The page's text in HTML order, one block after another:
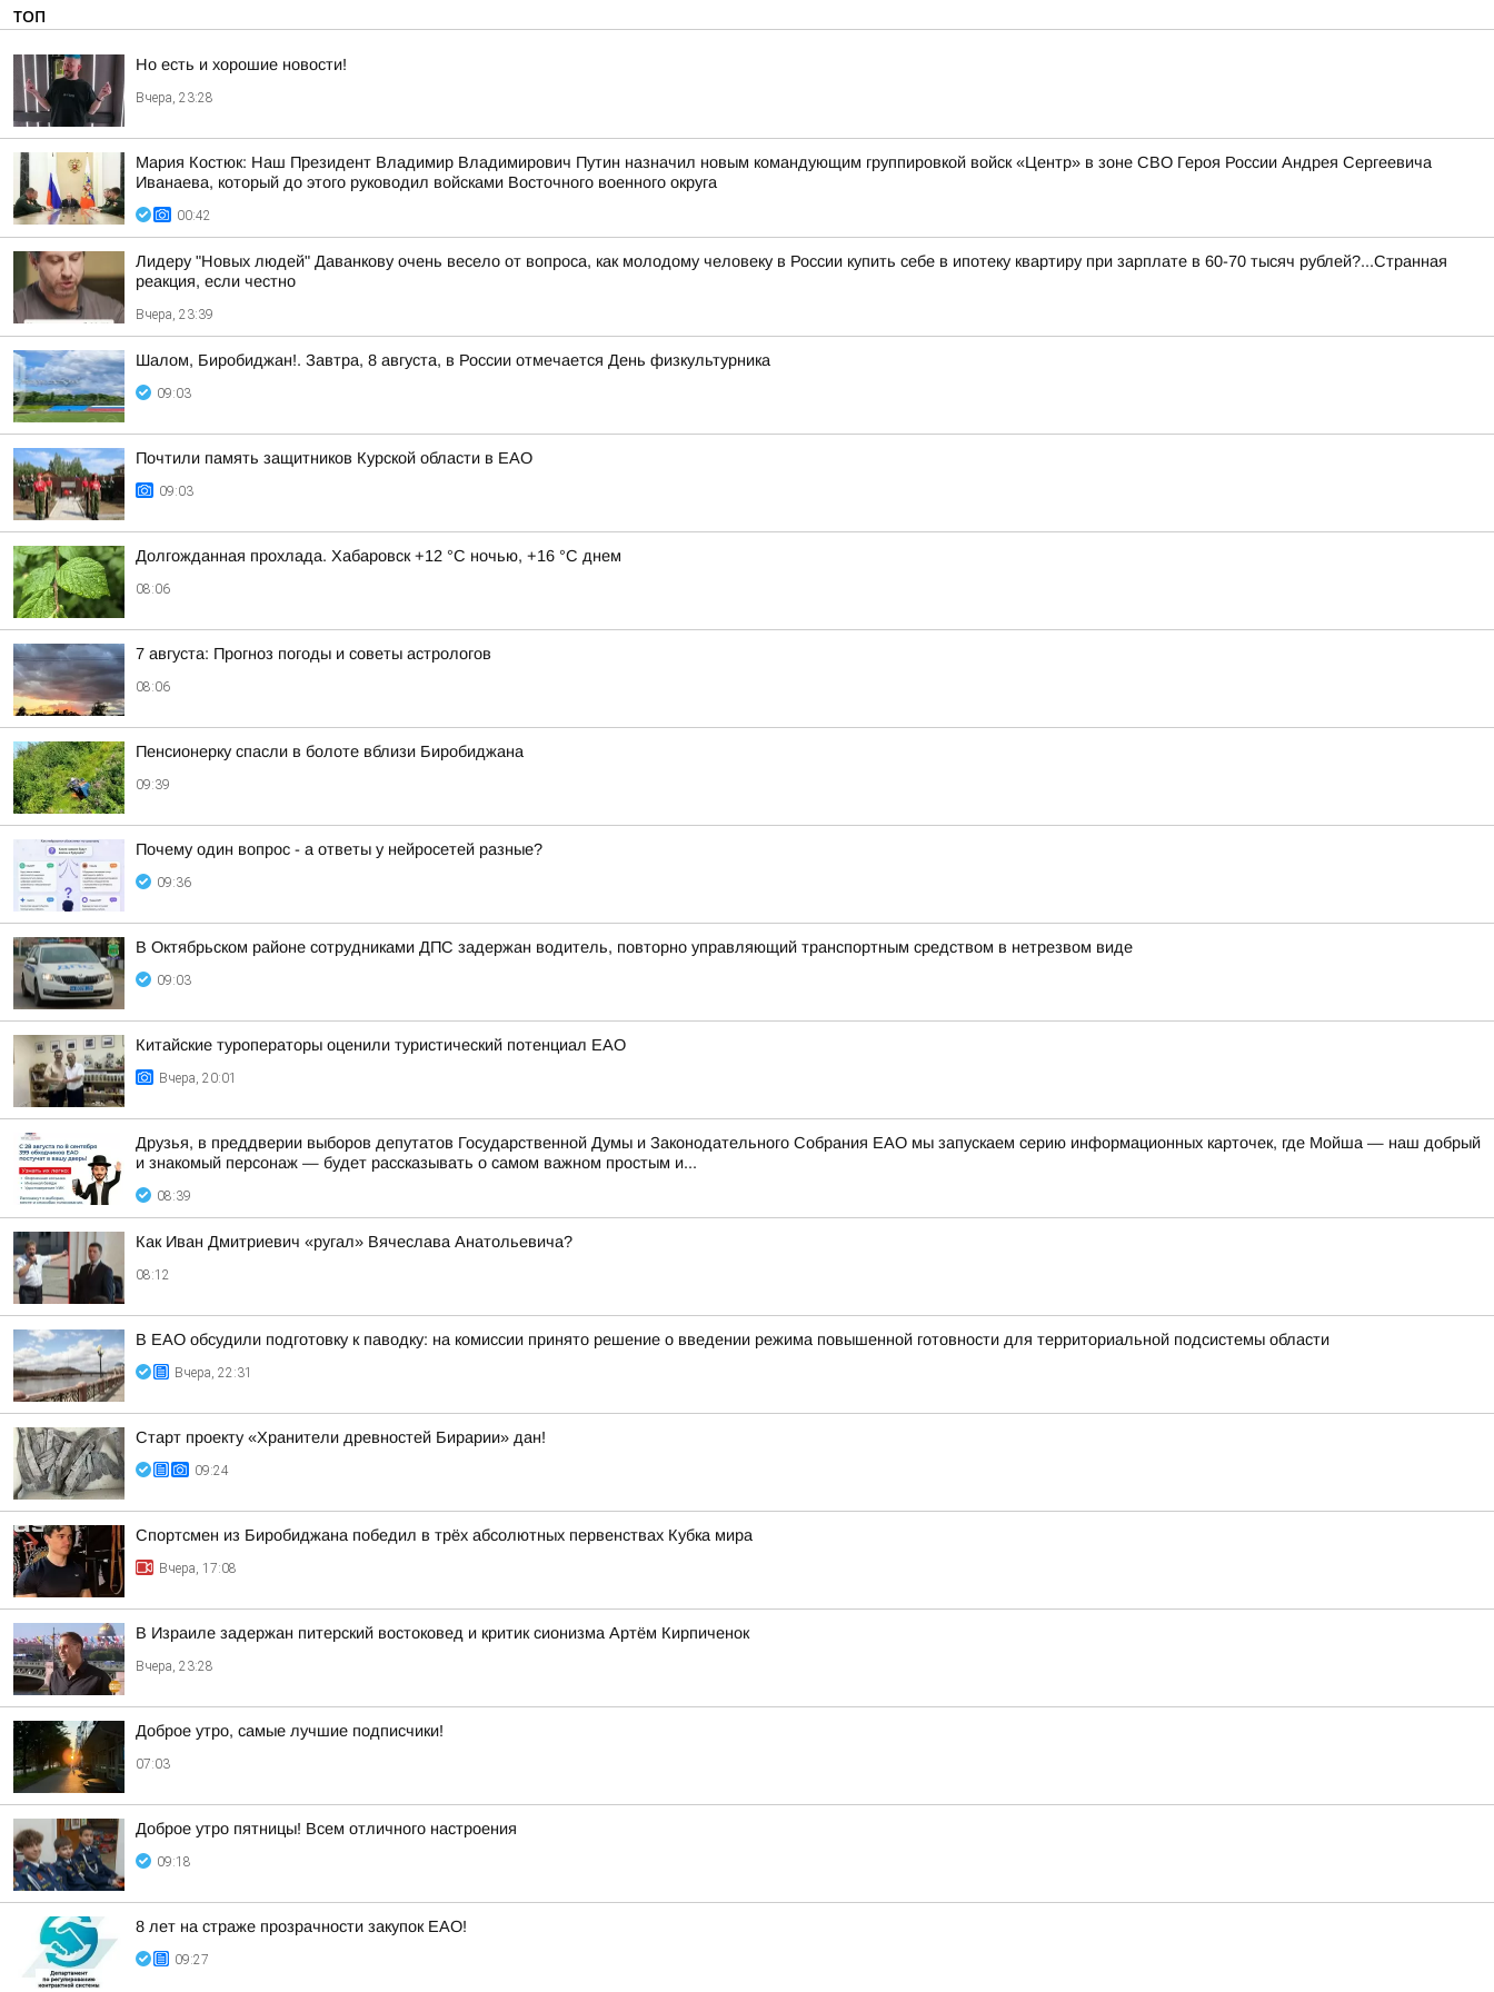
ТОП
Но есть и хорошие новости!
Вчера, 23:28
Мария Костюк: Наш Президент Владимир Владимирович Путин назначил новым командующим группировкой войск «Центр» в зоне СВО Героя России Андрея Сергеевича
Иванаева, который до этого руководил войсками Восточного военного округа
00:42
Лидеру "Новых людей" Даванкову очень весело от вопроса, как молодому человеку в России купить себе в ипотеку квартиру при зарплате в 60-70 тысяч рублей?...Странная
реакция, если честно
Вчера, 23:39
Шалом, Биробиджан!. Завтра, 8 августа, в России отмечается День физкультурника
09:03
Почтили память защитников Курской области в ЕАО
09:03
Долгожданная прохлада. Хабаровск +12 °C ночью, +16 °C днем
08:06
7 августа: Прогноз погоды и советы астрологов
08:06
Пенсионерку спасли в болоте вблизи Биробиджана
09:39
Почему один вопрос - а ответы у нейросетей разные?
09:36
В Октябрьском районе сотрудниками ДПС задержан водитель, повторно управляющий транспортным средством в нетрезвом виде
09:03
Китайские туроператоры оценили туристический потенциал ЕАО
Вчера, 20:01
Друзья, в преддверии выборов депутатов Государственной Думы и Законодательного Собрания ЕАО мы запускаем серию информационных карточек, где Мойша — наш добрый
и знакомый персонаж — будет рассказывать о самом важном простым и...
08:39
Как Иван Дмитриевич «ругал» Вячеслава Анатольевича?
08:12
В ЕАО обсудили подготовку к паводку: на комиссии принято решение о введении режима повышенной готовности для территориальной подсистемы области
Вчера, 22:31
Старт проекту «Хранители древностей Бирарии» дан!
09:24
Спортсмен из Биробиджана победил в трёх абсолютных первенствах Кубка мира
Вчера, 17:08
В Израиле задержан питерский востоковед и критик сионизма Артём Кирпиченок
Вчера, 23:28
Доброе утро, самые лучшие подписчики!
07:03
Доброе утро пятницы! Всем отличного настроения
09:18
8 лет на страже прозрачности закупок ЕАО!
09:27